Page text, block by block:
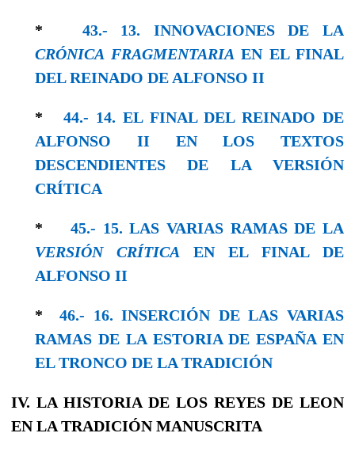
* 43.- 13. INNOVACIONES DE LA
CRÓNICA FRAGMENTARIA EN EL FINAL
DEL REINADO DE ALFONSO II
*44.- 14. EL FINAL DEL REINADO DE
ALFONSO II EN LOS TEXTOS
DESCENDIENTES DE LA VERSIÓN
CRÍTICA
* 45.- 15. LAS VARIAS RAMAS DE LA
VERSIÓN CRÍTICA EN EL FINAL DE
ALFONSO II
*46.- 16. INSERCIÓN DE LAS VARIAS
RAMAS DE LA ESTORIA DE ESPAÑA EN
EL TRONCO DE LA TRADICIÓN
IV. LA HISTORIA DE LOS REYES DE LEON
EN LA TRADICIÓN MANUSCRITA